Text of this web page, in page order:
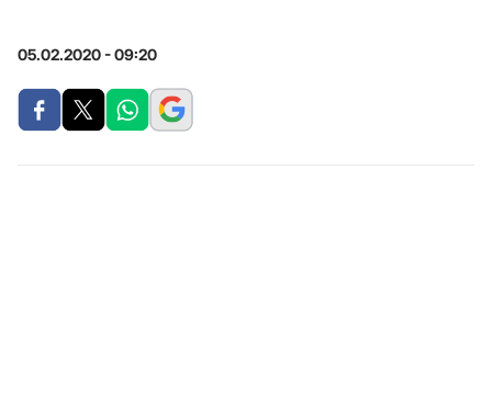
05.02.2020 - 09:20